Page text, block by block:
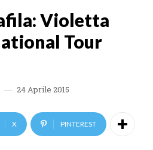
Violetta
Tour
24 Aprile 2015
X PINTEREST